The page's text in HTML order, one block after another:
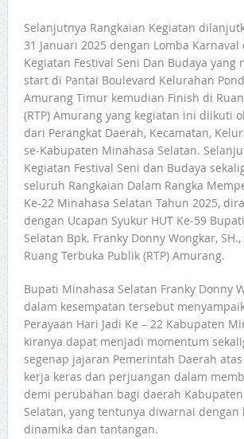
Selanjutnya Rangkaian Kegiatan
31 Januari 2025 dengan Lomba
Kegiatan Festival Seni Dan Budaya
start di Pantai Boulevard Kelurahan
Amurang Timur kemudian Finish di
(RTP) Amurang yang kegiatan ini diikuti
dari Perangkat Daerah, Kecamatan,
se-Kabupaten Minahasa Selatan.
Kegiatan Festival Seni dan Budaya
seluruh Rangkaian Dalam Rangka
Ke-22 Minahasa Selatan Tahun 2025,
dengan Ucapan Syukur HUT Ke-59
Selatan Bpk. Franky Donny Wongkar,
Ruang Terbuka Publik (RTP) Amurang.
Bupati Minahasa Selatan Franky Donny
dalam kesempatan tersebut
Perayaan Hari Jadi Ke – 22 Kabupaten
kiranya dapat menjadi momentum
segenap jajaran Pemerintah Daerah
kerja keras dan perjuangan dalam
demi perubahan bagi daerah
Selatan, yang tentunya diwarnai dengan
dinamika dan tantangan.